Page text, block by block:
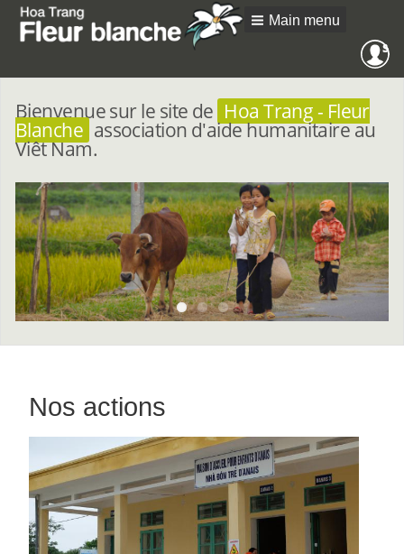
Main menu
SE
Bienvenue sur le site de Hoa Trang - Fleur
Blanche association d'aide humanitaire au
Viêt Nam.
Nos actions